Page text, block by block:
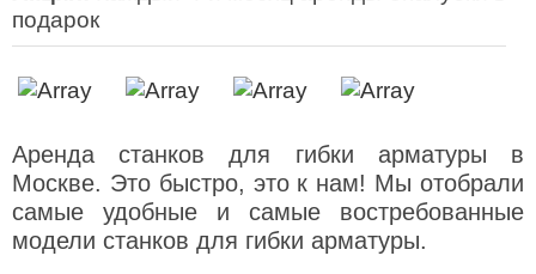
подарок
Аренда станков для гибки арматуры в
Москве. Это быстро, это к нам! Мы отобрали
самые удобные и самые востребованные
модели станков для гибки арматуры.